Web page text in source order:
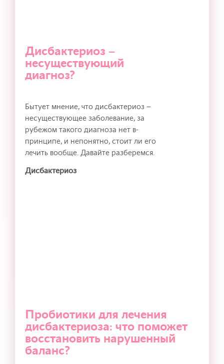
Дисбактериоз –
несуществующий
диагноз?
Бытует мнение, что дисбактериоз –
несуществующее заболевание, за
рубежом такого диагноза нет в-
принципе, и непонятно, стоит ли его
лечить вообще. Давайте разберемся.
Дисбактериоз
Пробиотики для лечения
дисбактериоза: что поможет
восстановить нарушенный
баланс?